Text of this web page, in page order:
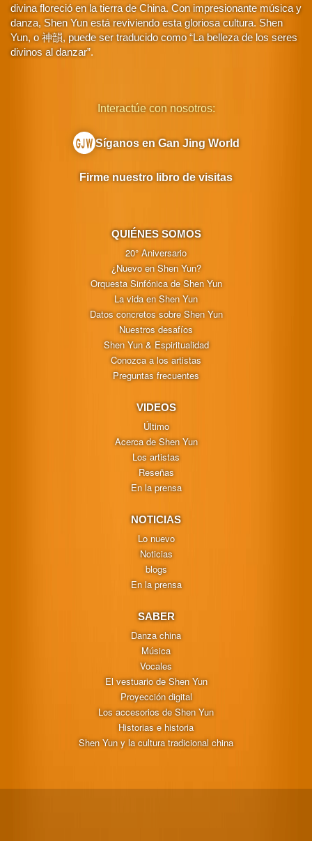
divina floreció en la tierra de China. Con impresionante música y
danza, Shen Yun está reviviendo esta gloriosa cultura. Shen
Yun, o 神韻, puede ser traducido como “La belleza de los seres
divinos al danzar”.
QUIÉNES SOMOS
20° Aniversario
¿Nuevo en Shen Yun?
Orquesta Sinfónica de Shen Yun
La vida en Shen Yun
Datos concretos sobre Shen Yun
Nuestros desafíos
Shen Yun & Espiritualidad
Conozca a los artistas
Preguntas frecuentes
VIDEOS
Último
Acerca de Shen Yun
Los artistas
Reseñas
En la prensa
NOTICIAS
Lo nuevo
Noticias
blogs
En la prensa
SABER
Danza china
Música
Vocales
El vestuario de Shen Yun
Proyección digital
Los accesorios de Shen Yun
Historias e historia
Shen Yun y la cultura tradicional china
Interactúe con nosotros:
Síganos en Gan Jing World
Firme nuestro libro de visitas